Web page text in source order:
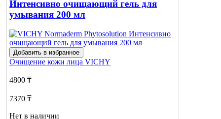
Интенсивно очищающий гель для
умывания 200 мл
Добавить в избранное
Очищение кожи лица VICHY
4800 ₸
7370 ₸
Нет в наличии